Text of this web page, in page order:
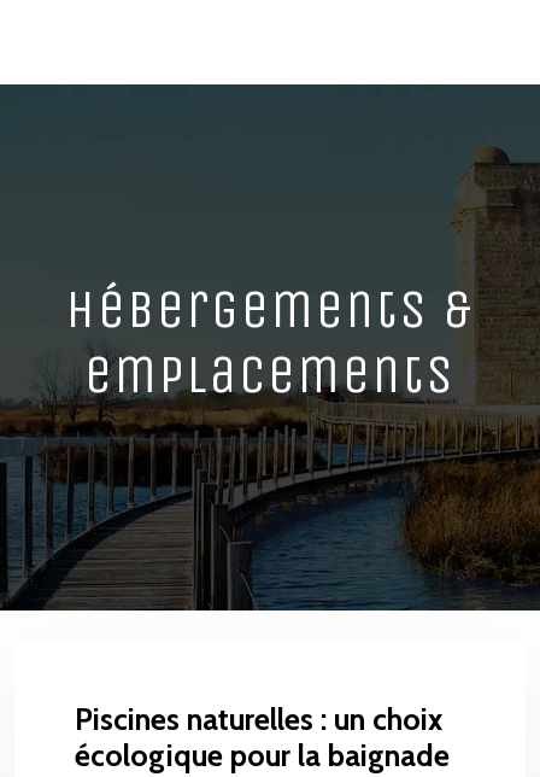
Hébergements &
emplacements
Piscines naturelles : un choix
écologique pour la baignade